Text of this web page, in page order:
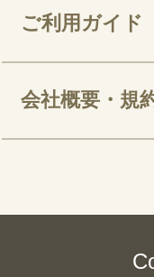
ご利用ガイド
会社概要・規